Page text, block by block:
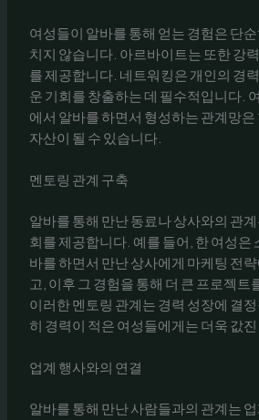
여성들이 알바를 통해 얻는 경험은 단
치지 않습니다. 아르바이트는 또한 강
를 제공합니다. 네트워킹은 개인의 경
운 기회를 창출하는 데 필수적입니다.
에서 알바를 하면서 형성하는 관계망은
자산이 될 수 있습니다.
멘토링 관계 구축
알바를 통해 만난 동료나 상사와의 관
회를 제공합니다. 예를 들어, 한 여성은
바를 하면서 만난 상사에게 마케팅 전
고, 이후 그 경험을 통해 더 큰 프로젝트
이러한 멘토링 관계는 경력 성장에 결
히 경력이 적은 여성들에게는 더욱 값진
업계 행사와의 연결
알바를 통해 만난 사람들과의 관계는